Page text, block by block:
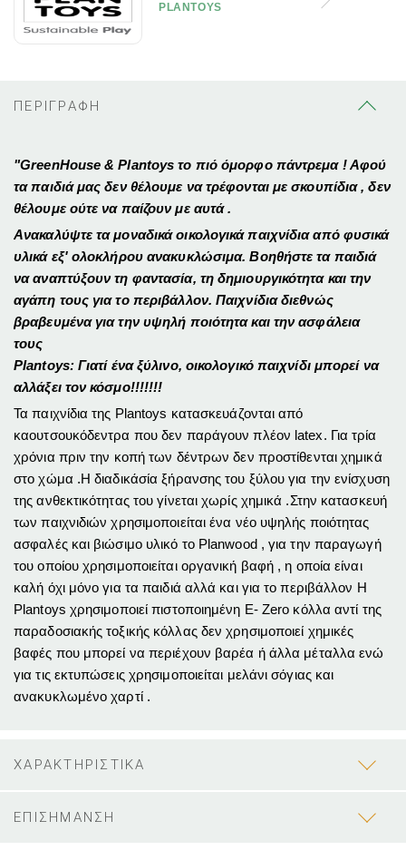
PLANTOYS
ΠΕΡΙΓΡΑΦΗ
"GreenHouse & Plantoys το πιό όμορφο πάντρεμα ! Αφού
τα παιδιά μας δεν θέλουμε να τρέφονται με σκουπίδια , δεν
θέλουμε ούτε να παίζουν με αυτά .
Ανακαλύψτε τα μοναδικά οικολογικά παιχνίδια από φυσικά
υλικά εξ' ολοκλήρου ανακυκλώσιμα. Βοηθήστε τα παιδιά
να αναπτύξουν τη φαντασία, τη δημιουργικότητα και την
αγάπη τους για το περιβάλλον. Παιχνίδια διεθνώς
βραβευμένα για την υψηλή ποιότητα και την ασφάλεια
τους
Plantoys:Γιατί ένα ξύλινο, οικολογικό παιχνίδι μπορεί να
αλλάξει τον κόσμο!!!!!!!
Τα παιχνίδια της Plantoys κατασκευάζονται από
καουτσουκόδεντρα που δεν παράγουν πλέον latex. Για τρία
χρόνια πριν την κοπή των δέντρων δεν προστίθενται χημικά
στο χώμα .Η διαδικάσία ξήρανσης του ξύλου για την ενίσχυση
της ανθεκτικότητας του γίνεται χωρίς χημικά .Στην κατασκευή
των παιχνιδιών χρησιμοποιείται ένα νέο υψηλής ποιότητας
ασφαλές και βιώσιμο υλικό το Planwood , για την παραγωγή
του οποίου χρησιμοποιείται οργανική βαφή , η οποία είναι
καλή όχι μόνο για τα παιδιά αλλά και για το περιβάλλον H
Plantoys χρησιμοποιεί πιστοποιημένη Ε- Ζero κόλλα αντί της
παραδοσιακής τοξικής κόλλας δεν χρησιμοποιεί χημικές
βαφές που μπορεί να περιέχουν βαρέα ή άλλα μέταλλα ενώ
για τις εκτυπώσεις χρησιμοποιείται μελάνι σόγιας και
ανακυκλωμένο χαρτί .
ΧΑΡΑΚΤΗΡΙΣΤΙΚΑ
ΕΠΙΣΗΜΑΝΣΗ